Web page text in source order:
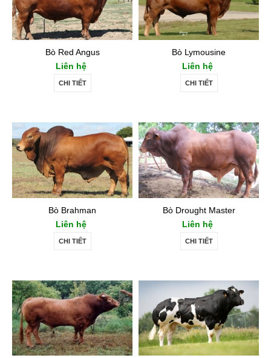
Bò Red Angus
Liên hệ
CHI TIẾT
Bò Lymousine
Liên hệ
CHI TIẾT
Bò Brahman
Liên hệ
CHI TIẾT
Bò Drought Master
Liên hệ
CHI TIẾT